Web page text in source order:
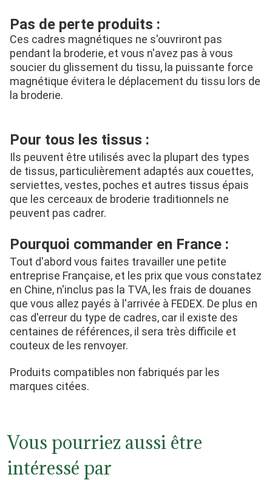
Pas de perte produits :
Ces cadres magnétiques ne s'ouvriront pas
pendant la broderie, et vous n'avez pas à vous
soucier du glissement du tissu, la puissante force
magnétique évitera le déplacement du tissu lors de
la broderie.
Pour tous les tissus :
Ils peuvent être utilisés avec la plupart des types
de tissus, particulièrement adaptés aux couettes,
serviettes, vestes, poches et autres tissus épais
que les cerceaux de broderie traditionnels ne
peuvent pas cadrer.
Pourquoi commander en France :
Tout d'abord vous faites travailler une petite
entreprise Française, et les prix que vous constatez
en Chine, n'inclus pas la TVA, les frais de douanes
que vous allez payés à l'arrivée à FEDEX. De plus en
cas d'erreur du type de cadres, car il existe des
centaines de références, il sera très difficile et
couteux de les renvoyer.
Produits compatibles non fabriqués par les
marques citées.
Vous pourriez aussi être
intéressé par